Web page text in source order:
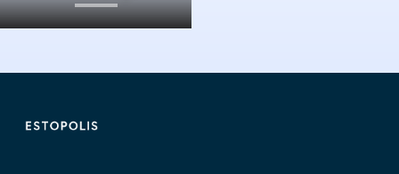
ย่านไชน่าทาวน์ที่ใหญ่ที่สุดในญี่ปุ่น มีประวัตินับยาวนาน
ตามตรอกซอกซอยแคบ ๆ ที่มีสีสันของย่านนี้ พร้อมลิ้มชิม
ซาลาเปานึ่ง หรือราเม็ง หลังอิ่มอร่อยกับอาหารจีนเลิศรส